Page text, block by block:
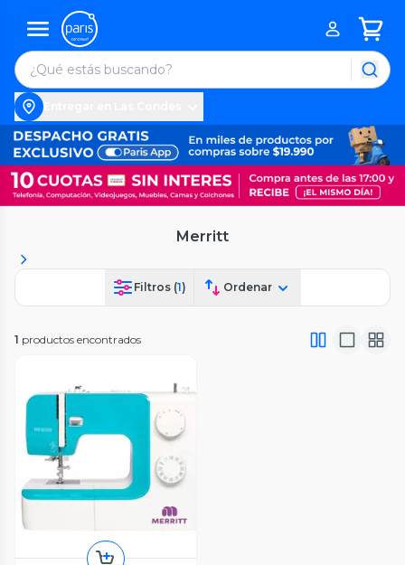
Merritt
Filtros (1) Ordenar
1 productos encontrados